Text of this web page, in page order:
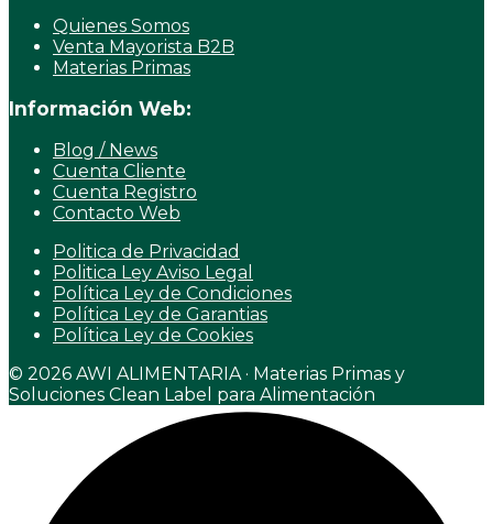
Quienes Somos
Venta Mayorista B2B
Materias Primas
Información Web:
Blog / News
Cuenta Cliente
Cuenta Registro
Contacto Web
Politica de Privacidad
Politica Ley Aviso Legal
Política Ley de Condiciones
Política Ley de Garantias
Política Ley de Cookies
© 2026 AWI ALIMENTARIA · Materias Primas y
Soluciones Clean Label para Alimentación